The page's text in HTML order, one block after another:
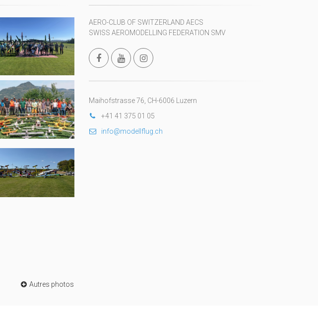
Autres photos
AERO-CLUB OF SWITZERLAND AECS
SWISS AEROMODELLING FEDERATION SMV
Maihofstrasse 76, CH-6006 Luzern
+41 41 375 01 05
info@modellflug.ch